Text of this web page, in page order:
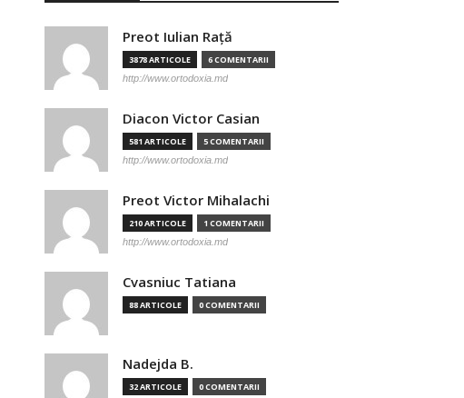
Preot Iulian Raţă
3878 ARTICOLE 6 COMENTARII
http://www.ortodoxia.md
Diacon Victor Casian
581 ARTICOLE 5 COMENTARII
http://www.ortodoxia.md
Preot Victor Mihalachi
210 ARTICOLE 1 COMENTARII
http://www.ortodoxia.md
Cvasniuc Tatiana
88 ARTICOLE 0 COMENTARII
Nadejda B.
32 ARTICOLE 0 COMENTARII